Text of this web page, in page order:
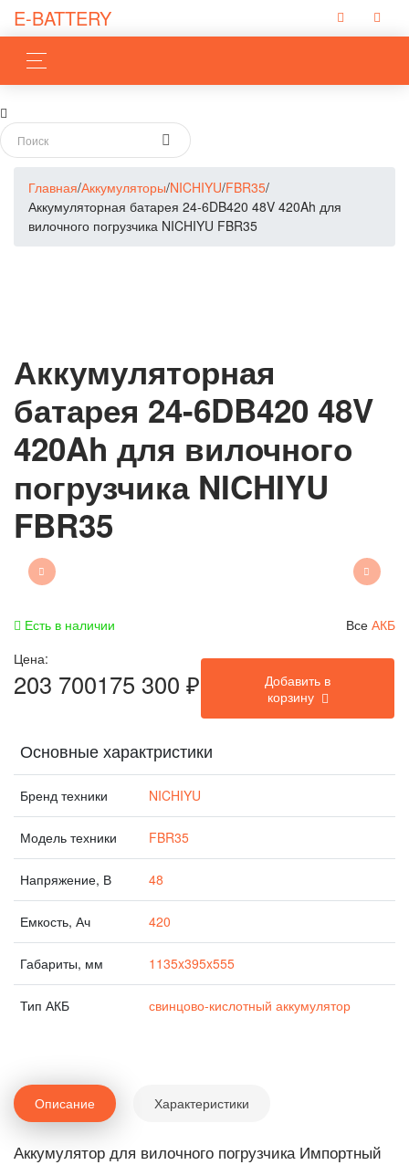
E-BATTERY
Главная/Аккумуляторы/NICHIYU/FBR35/
Аккумуляторная батарея 24-6DB420 48V 420Ah для
вилочного погрузчика NICHIYU FBR35
Аккумуляторная
батарея 24-6DB420 48V
420Ah для вилочного
погрузчика NICHIYU
FBR35
Есть в наличии Все АКБ
Цена:
203 700175 300 ₽
Добавить в
корзину
Основные характристики
Бренд техники NICHIYU
Модель техники FBR35
Напряжение, В 48
Емкость, Ач 420
Габариты, мм 1135x395x555
Тип АКБ свинцово-кислотный аккумулятор
Описание Характеристики
Аккумулятор для вилочного погрузчика Импортный